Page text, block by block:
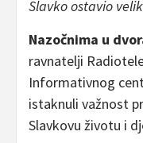
Slavko ostavio
Nazočnima u
ravnatelji
Informativnog
istaknuli važnost
Slavkovu životu i